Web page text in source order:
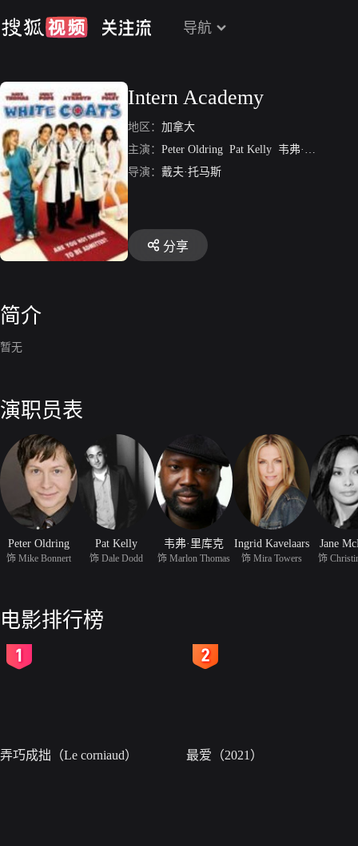
导航
Intern Academy
地区： 加拿大
主演： Peter Oldring Pat Kelly 韦弗·里库克
导演： 戴夫·托马斯
分享
简介
暂无
演职员表
Peter Oldring
饰 Mike Bonnert
Pat Kelly
饰 Dale Dodd
韦弗·里库克
饰 Marlon Thomas
Ingrid Kavelaars
饰 Mira Towers
Jane
饰
电影排行榜
弄巧成拙（Le corniaud） 最爱（2021）